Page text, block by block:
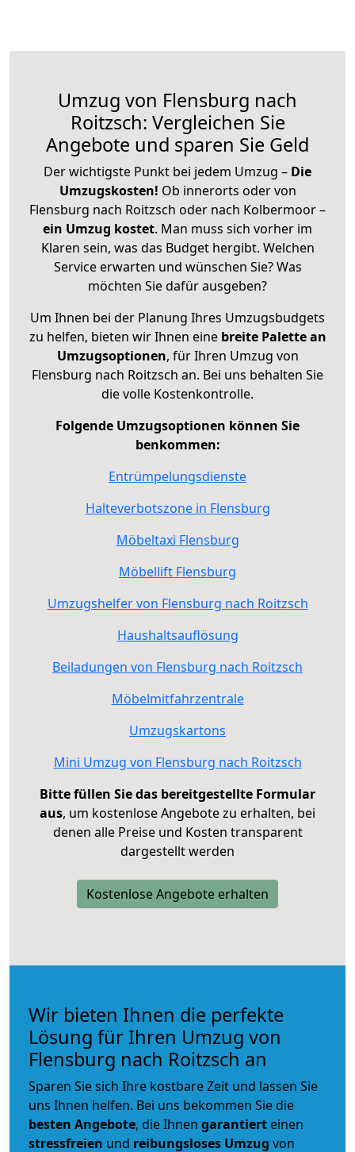
Umzug von Flensburg nach
Roitzsch: Vergleichen Sie
Angebote und sparen Sie Geld
Der wichtigste Punkt bei jedem Umzug – Die
Umzugskosten! Ob innerorts oder von
Flensburg nach Roitzsch oder nach Kolbermoor –
ein Umzug kostet. Man muss sich vorher im
Klaren sein, was das Budget hergibt. Welchen
Service erwarten und wünschen Sie? Was
möchten Sie dafür ausgeben?
Um Ihnen bei der Planung Ihres Umzugsbudgets
zu helfen, bieten wir Ihnen eine breite Palette an
Umzugsoptionen, für Ihren Umzug von
Flensburg nach Roitzsch an. Bei uns behalten Sie
die volle Kostenkontrolle.
Folgende Umzugsoptionen können Sie
benkommen:
Entrümpelungsdienste
Halteverbotszone in Flensburg
Möbeltaxi Flensburg
Möbellift Flensburg
Umzugshelfer von Flensburg nach Roitzsch
Haushaltsauflösung
Beiladungen von Flensburg nach Roitzsch
Möbelmitfahrzentrale
Umzugskartons
Mini Umzug von Flensburg nach Roitzsch
Bitte füllen Sie das bereitgestellte Formular
aus, um kostenlose Angebote zu erhalten, bei
denen alle Preise und Kosten transparent
dargestellt werden
Kostenlose Angebote erhalten
Wir bieten Ihnen die perfekte
Lösung für Ihren Umzug von
Flensburg nach Roitzsch an
Sparen Sie sich Ihre kostbare Zeit und lassen Sie
uns Ihnen helfen. Bei uns bekommen Sie die
besten Angebote, die Ihnen garantiert einen
stressfreien und reibungsloses Umzug von